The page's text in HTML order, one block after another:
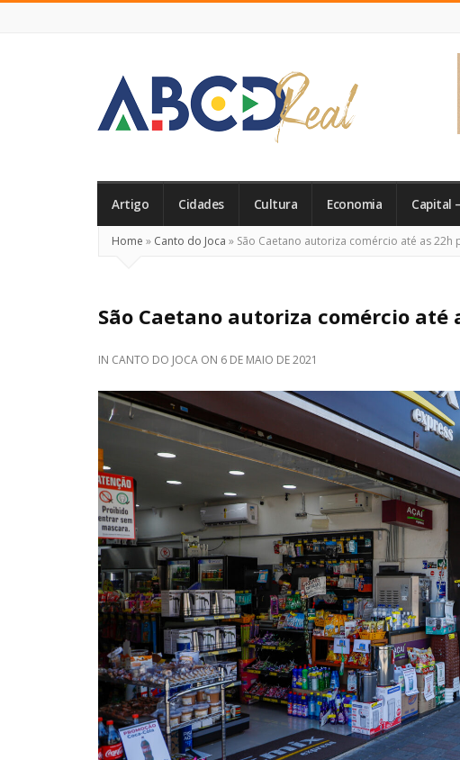
Real
Artigo Cidades Cultura Economia Capital
Home » Canto do Joca » São Caetano autoriza comércio até as 22h
São Caetano autoriza comércio até
IN CANTO DO JOCA ON 6 DE MAIO DE 2021